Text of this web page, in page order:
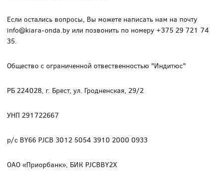
Если остались вопросы, Вы можете написать нам на почту
info@kiara-onda.by или позвонить по номеру +375 29 721 74
35.
Общество с ограниченной отвественностью "Индитюс"
РБ 224028, г. Брест, ул. Гродненская, 29/2
УНП 291722667
р/с BY66 PJCB 3012 5054 3910 2000 0933
ОАО «Приорбанк», БИК PJCBBY2X